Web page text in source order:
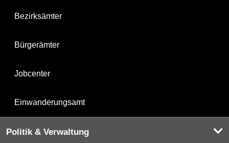
Bezirksämter
Bürgerämter
Jobcenter
Einwanderungsamt
Politik & Verwaltung